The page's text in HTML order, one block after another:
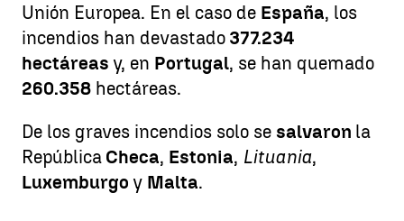
Unión Europea. En el caso de España, los
incendios han devastado 377.234
hectáreas y, en Portugal, se han quemado
260.358 hectáreas.
De los graves incendios solo se salvaron la
República Checa, Estonia, Lituania,
Luxemburgo y Malta.